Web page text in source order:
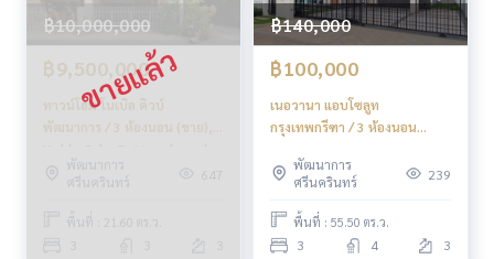
฿10,000,000
฿9,500,000
ทาวน์โฮม โนเบิล คิวบ์
พัฒนาการ / 3 ห้องนอน (ขาย),
Noble Cube Pattanakarn /
Townhome 3 Bedrooms
(FOR SALE) PALM774
พัฒนาการ
ศรีนครินทร์
647
พื้นที่ : 21.60 ตร.ว.
฿140,000
฿100,000
เนอวานา แอบโซลูท
กรุงเทพกรีฑา / 3 ห้องนอน
Krungthep Kreetha / 3
Bedrooms (FOR RENT)
BZD170
พัฒนาการ
ศรีนครินทร์
239
พื้นที่ : 55.50 ตร.ว.
3 4 3